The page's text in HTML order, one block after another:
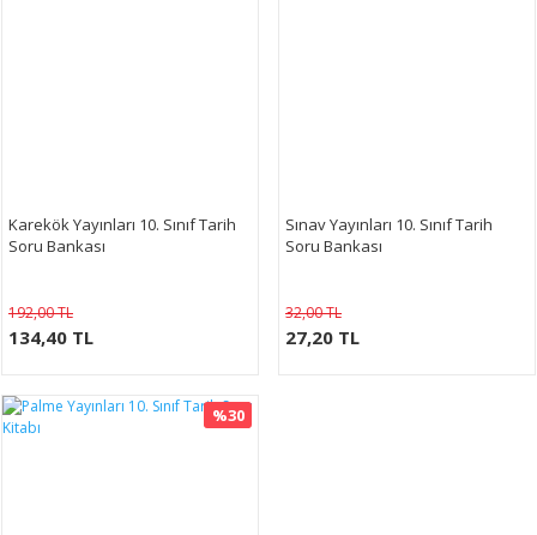
Karekök Yayınları 10. Sınıf Tarih
Soru Bankası
192,00 TL
134,40 TL
Sınav Yayınları 10. Sınıf Tarih
Soru Bankası
32,00 TL
27,20 TL
%30